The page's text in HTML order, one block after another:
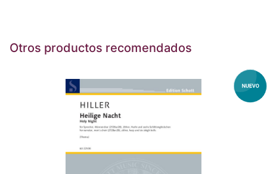
Otros productos recomendados